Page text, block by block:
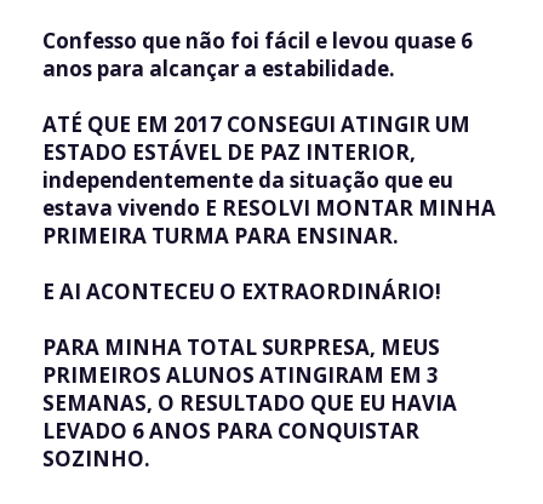
Confesso que não foi fácil e levou quase 6
anos para alcançar a estabilidade.
ATÉ QUE EM 2017 CONSEGUI ATINGIR UM
ESTADO ESTÁVEL DE PAZ INTERIOR,
independentemente da situação que eu
estava vivendo E RESOLVI MONTAR MINHA
PRIMEIRA TURMA PARA ENSINAR.
E AI ACONTECEU O EXTRAORDINÁRIO!
PARA MINHA TOTAL SURPRESA, MEUS
PRIMEIROS ALUNOS ATINGIRAM EM 3
SEMANAS, O RESULTADO QUE EU HAVIA
LEVADO 6 ANOS PARA CONQUISTAR
SOZINHO.